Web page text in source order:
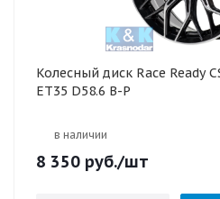
Колесный диск Race Ready
ET35 D58.6 B-P
в наличии
8 350 руб./шт